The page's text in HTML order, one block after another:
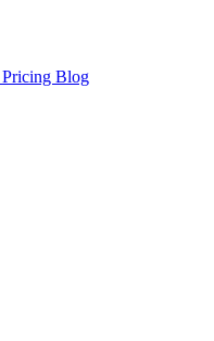
Pricing Blog